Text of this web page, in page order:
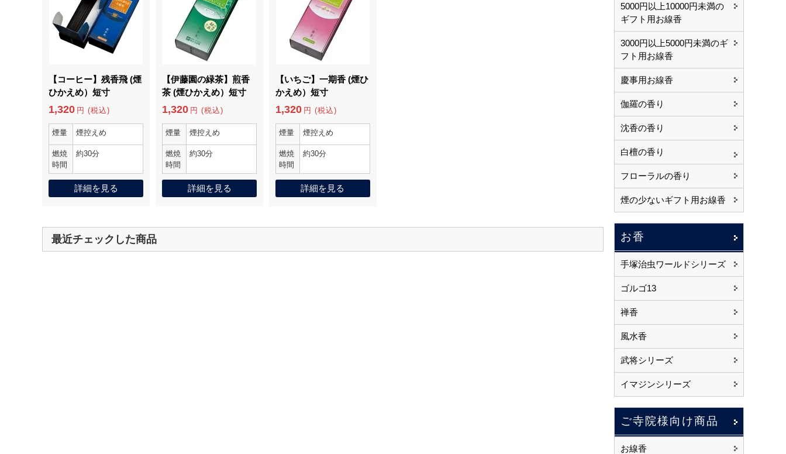
【コーヒー】残香飛 (煙
ひかえめ）短寸
1,320 円 (税込)
煙量 煙控えめ
燃焼
時間
約30分
詳細を見る
【伊藤園の緑茶】煎香
茶 (煙ひかえめ）短寸
1,320 円 (税込)
煙量 煙控えめ
燃焼
時間
約30分
詳細を見る
【いちご】一期香 (煙ひ
かえめ）短寸
1,320 円 (税込)
煙量 煙控えめ
燃焼
時間
約30分
詳細を見る
最近チェックした商品
5000円以上10000円未満の
ギフト用お線香
3000円以上5000円未満のギ
フト用お線香
慶事用お線香
伽羅の香り
沈香の香り
白檀の香り
フローラルの香り
煙の少ないギフト用お線香
お香
手塚治虫ワールドシリーズ
ゴルゴ13
禅香
風水香
武将シリーズ
イマジンシリーズ
ご寺院様向け商品
お線香